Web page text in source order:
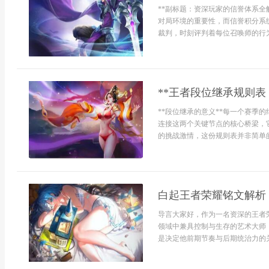
**副标题：资深玩家的信誉体系
对局环境的重要性，而信誉积分
裁判，时刻评判着每位召唤师的
**王者段位继承规则
**段位继承的意义**每一个赛季的
连接这两个关键节点的核心桥梁
的挑战激情，这份规则表并非简单
白起王者荣耀铭文解
导言大家好，作为一名资深的王
领域中兼具控制与生存的艺术大
是决定他前期节奏与后期统治力